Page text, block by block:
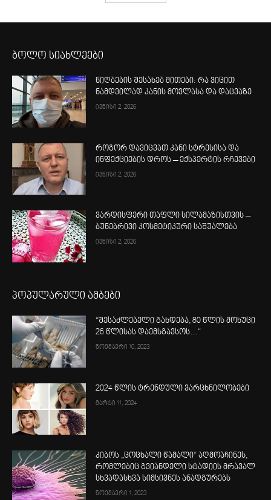
ბოლო სიახლეები
ნიღბების შესახებ მითები: რა ვიცით
ნამდვილად კანის მოვლასა და დაცვაზე
ივნისი 2, 2026
როგორ დავიცვათ კანი სტრესისა და
ინფექციების დროს – ექსპერტის რჩევები
ივნისი 2, 2026
ვარდისფერი თაფლი სილამაზისთვის –
ბუნებრივი კოსმეტიკური საშუალება
ივნისი 2, 2026
პოპულარული ამბები
“შესაძლებელი გახდება, 80 წლის მოხუცი
26 წლისას დაემსგავსოს…“
ნოემბერი 10, 2023
2024 წლის ტრენდული ვარცხნილობები
მარტი 11, 2024
კიბოს „ცოცხალი წამალი“ აღმოაჩინეს,
რომლებიც გვიანდელი სტადიის მრავალ
სხვადასხვა სიმსივნეს ანადგურებს
ნოემბერი 1, 2023